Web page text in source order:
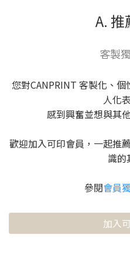
A. 推
客製
您對CANPRINT 客製化、
人化
感到興奮並想與其
歡迎加入可印會員，一起推
識的
參閱會員
加入